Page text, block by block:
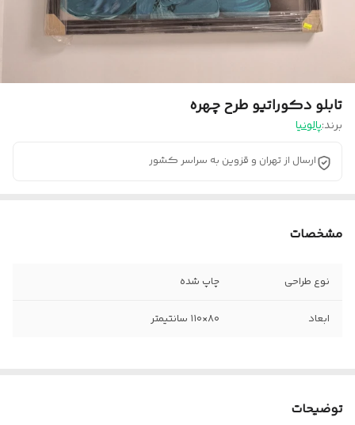
تابلو دکوراتیو طرح چهره
برند:پالونیا
ارسال از تهران و قزوین به سراسر کشور
مشخصات
نوع طراحی چاپ شده
ابعاد ۸۰×۱۱۰ سانتیمتر
توضیحات